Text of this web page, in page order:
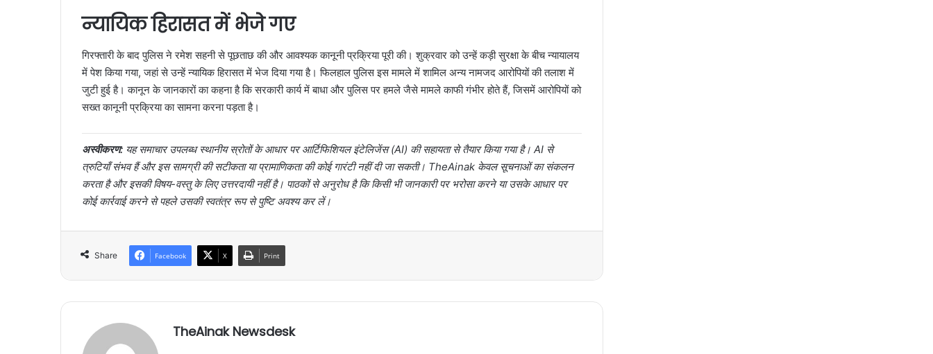
न्यायिक हिरासत में भेजे गए
गिरफ्तारी के बाद पुलिस ने रमेश सहनी से पूछताछ की और आवश्यक कानूनी प्रक्रिया पूरी की। शुक्रवार को उन्हें कड़ी सुरक्षा के बीच न्यायालय
में पेश किया गया, जहां से उन्हें न्यायिक हिरासत में भेज दिया गया है। फिलहाल पुलिस इस मामले में शामिल अन्य नामजद आरोपियों की तलाश में
जुटी हुई है। कानून के जानकारों का कहना है कि सरकारी कार्य में बाधा और पुलिस पर हमले जैसे मामले काफी गंभीर होते हैं, जिसमें आरोपियों को
सख्त कानूनी प्रक्रिया का सामना करना पड़ता है।
अस्वीकरण: यह समाचार उपलब्ध स्थानीय स्रोतों के आधार पर आर्टिफिशियल इंटेलिजेंस (AI) की सहायता से तैयार किया गया है। AI से
त्रुटियाँ संभव हैं और इस सामग्री की सटीकता या प्रामाणिकता की कोई गारंटी नहीं दी जा सकती। TheAinak केवल सूचनाओं का संकलन
करता है और इसकी विषय-वस्तु के लिए उत्तरदायी नहीं है। पाठकों से अनुरोध है कि किसी भी जानकारी पर भरोसा करने या उसके आधार पर
कोई कार्रवाई करने से पहले उसकी स्वतंत्र रूप से पुष्टि अवश्य कर लें।
Share Facebook X Print
TheAinak Newsdesk